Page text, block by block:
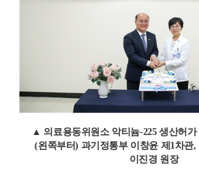
▲ 의료용동위원소 악티늄-225생산허가
(왼쪽부터) 과기정통부 이창윤 제 1차관,
이진경 원장